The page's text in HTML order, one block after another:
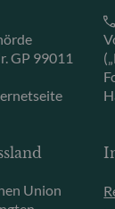
GP 99011
Union